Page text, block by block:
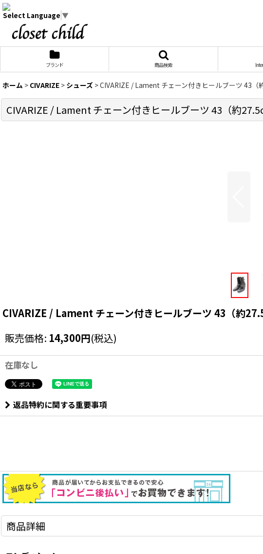
Select Language ▼
ブランド 商品検索
ホーム > CIVARIZE > シューズ >CIVARIZE / Lament チェーン付きヒールブーツ 43
CIVARIZE / Lament チェーン付きヒールブーツ 43（約
CIVARIZE / Lament チェーン付きヒールブーツ 43（約
販売価格: 14,300円(税込)
在庫なし
返品特約に関する重要事項
商品詳細